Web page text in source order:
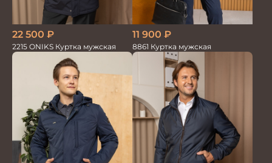
22 500 ₽
2215 ONIKS Куртка мужская
11 900 ₽
8861 Куртка мужская